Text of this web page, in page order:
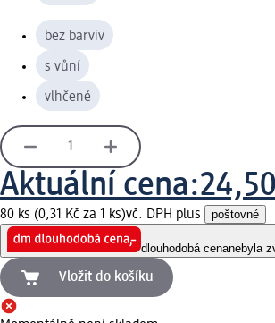
bez barviv
s vůní
vlhčené
Aktuální cena:
80 ks (0,31 Kč za 1 ks)vč. DPH plus poštovné
dlouhodobá cenanebyla
Vložit do košíku